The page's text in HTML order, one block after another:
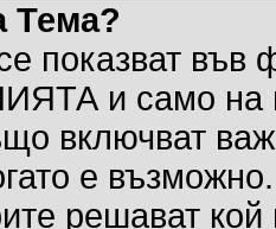
Тема?
показват във
и само на
включват
е
решават